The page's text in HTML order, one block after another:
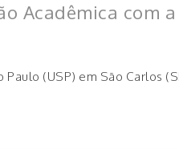
Acadêmica com
(USP) em São Carlos